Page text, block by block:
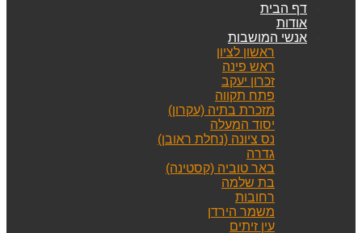
דף הבית
אודות
אנשי המושבות
ראשון לציון
ראש פינה
זכרון יעקב
פתח תקווה
מזכרת בתיה (עקרון)
יסוד המעלה
נס ציונה (נחלת ראובן)
גדרה
באר טוביה (קסטינה)
בת שלמה
רחובות
משמר הירדן
עין זיתים